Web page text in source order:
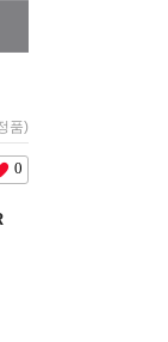
품)
0